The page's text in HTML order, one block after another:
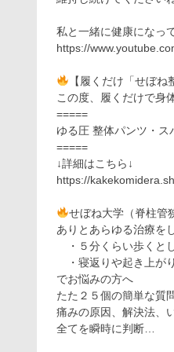
私と一緒に健康になっ
https://
【履くだけ「せぼね
この度、履くだけで身
=====
ゆる圧 整体パンツ・ス
=====
↓詳細はこちら↓
https://
せぼね大学（脊柱管
ありとあらゆる治療を
・５分くらい歩くと
・寝返りや起き上が
でお悩みの方へ
たた２５個の簡単な質
痛みの原因、解決法、
全てを瞬時に判断…